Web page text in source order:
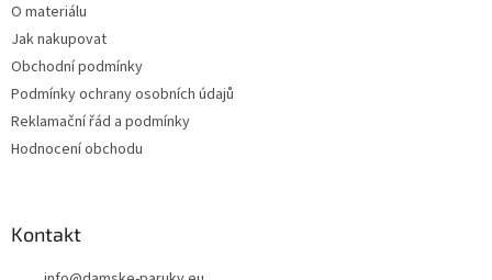
O materiálu
Jak nakupovat
Obchodní podmínky
Podmínky ochrany osobních údajů
Reklamační řád a podmínky
Hodnocení obchodu
Kontakt